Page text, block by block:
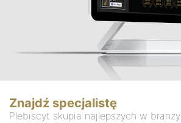
Znajdź specjalistę
Plebiscyt skupia najlepszych w branży